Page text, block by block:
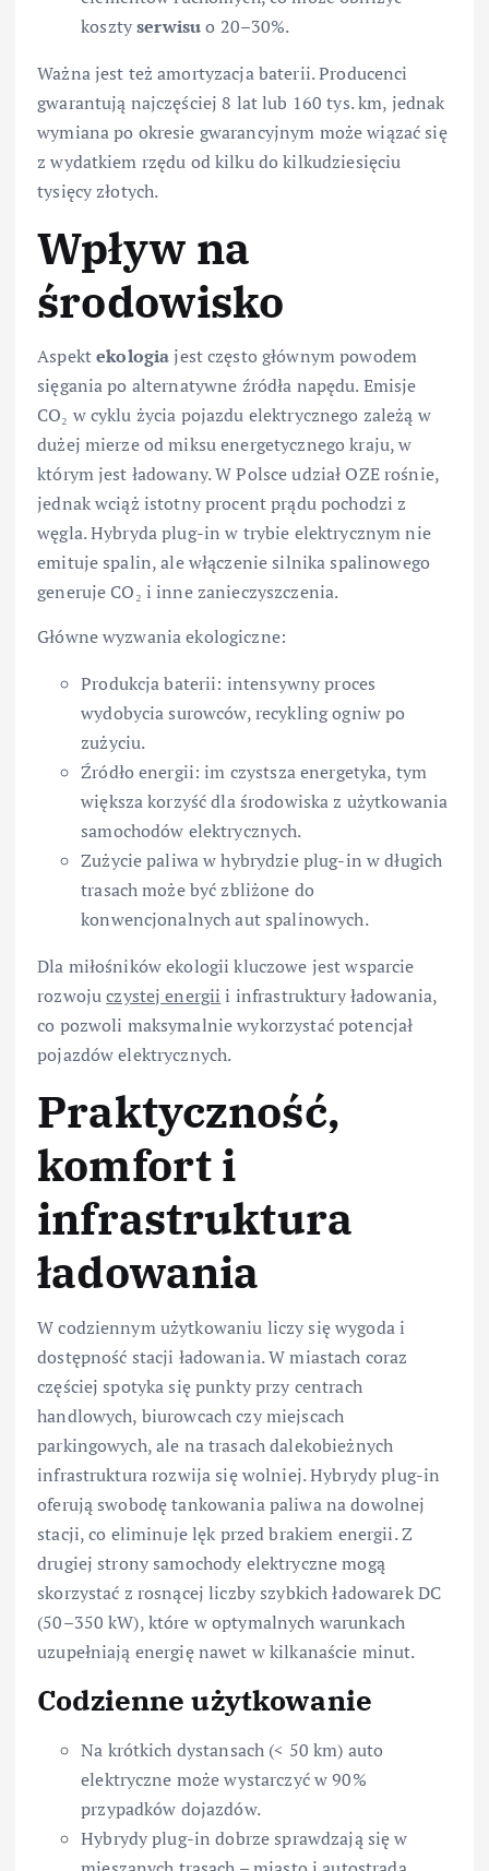
kosztyserwisuo 20–30%.
Ważna jest też amortyzacja baterii. Producenci
gwarantują najczęściej 8 lat lub 160 tys. km, jednak
wymiana po okresie gwarancyjnym może wiązać się
z wydatkiem rzędu od kilku do kilkudziesięciu
tysięcy złotych.
Wpływ na
środowisko
Aspektekologiajest często głównym powodem
sięgania po alternatywne źródła napędu. Emisje
CO₂ w cyklu życia pojazdu elektrycznego zależą w
dużej mierze od miksu energetycznego kraju, w
którym jest ładowany. W Polsce udział OZE rośnie,
jednak wciąż istotny procent prądu pochodzi z
węgla. Hybryda plug-in w trybie elektrycznym nie
emituje spalin, ale włączenie silnika spalinowego
generuje CO₂ i inne zanieczyszczenia.
Główne wyzwania ekologiczne:
Produkcja baterii: intensywny proces
wydobycia surowców, recykling ogniw po
zużyciu.
Źródło energii: im czystsza energetyka, tym
większa korzyść dla środowiska z użytkowania
samochodów elektrycznych.
Zużycie paliwa w hybrydzie plug-in w długich
trasach może być zbliżone do
konwencjonalnych aut spalinowych.
Dla miłośników ekologii kluczowe jest wsparcie
rozwojuczystej energii i infrastruktury ładowania,
co pozwoli maksymalnie wykorzystać potencjał
pojazdów elektrycznych.
Praktyczność,
komfort i
infrastruktura
ładowania
W codziennym użytkowaniu liczy się wygoda i
dostępność stacji ładowania. W miastach coraz
częściej spotyka się punkty przy centrach
handlowych, biurowcach czy miejscach
parkingowych, ale na trasach dalekobieżnych
infrastruktura rozwija się wolniej. Hybrydy plug-in
oferują swobodę tankowania paliwa na dowolnej
stacji, co eliminuje lęk przed brakiem energii. Z
drugiej strony samochody elektryczne mogą
skorzystać z rosnącej liczby szybkich ładowarek DC
(50–350 kW), które w optymalnych warunkach
uzupełniają energię nawet w kilkanaście minut.
Codzienne użytkowanie
Na krótkich dystansach (< 50 km) auto
elektryczne może wystarczyć w 90%
przypadków dojazdów.
Hybrydy plug-in dobrze sprawdzają się w